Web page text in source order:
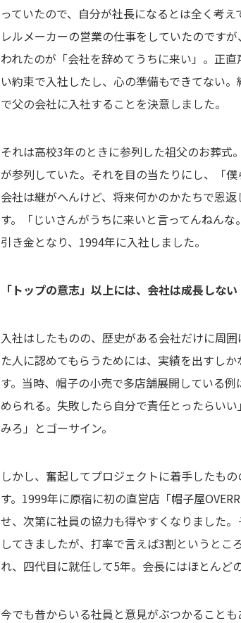
っていたので、自分が社長になるとは全く考
レルメーカーの営業の仕事をしていたのです
われたのが「会社を辞めてうちに来い」。正
い約束で入社したし、心の準備もできてない
で父の会社に入社することを決意しました。
それは高校3年のときに参列した祖父のお葬式
が参列していた。それを目の当たりにし、「
会社は継がへんけど、将来何かのかたちで恩
す。「じいさんがうちに来いと言ってんねん
引き金となり、1994年に入社しました。
「トップの意志」以上には、会社は成長しない
入社はしたものの、歴史がある会社だけに周
た人に認めてもらうためには、実績を出すし
す。当時、帽子の小売で多店舗展開している
められる。失敗したら自分で責任とったらい
みろ」とゴーサイン。
しかし、奮起してプロジェクトに着手したも
す。1999年に原宿に初の直営店「帽子屋
せ、次第に社員の協力も得やすくなりました
してきましたが、打率で言えば3割というと
れ、四代目に就任して5年。会長にはほとんど
今でも昔からいる社員と意見がぶつかること